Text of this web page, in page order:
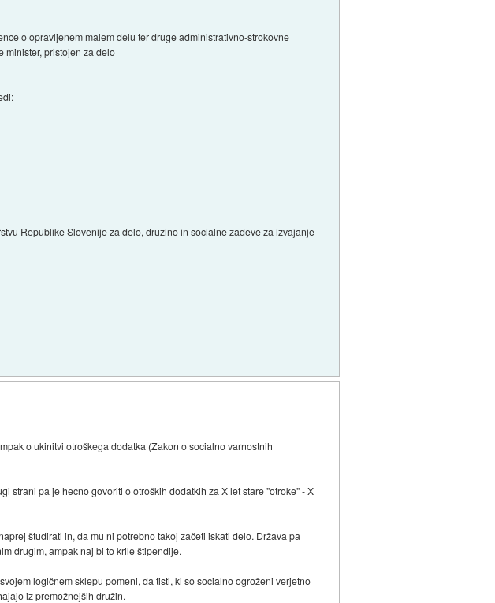
o opravljenem malem delu ter druge administrativno-strokovne
minister, pristojen za delo
Republike Slovenije za delo, družino in socialne zadeve za izvajanje
o ukinitvi otroškega dodatka (Zakon o socialno varnostnih
strani pa je hecno govoriti o otroških dodatkih za X let stare "otroke" - X
študirati in, da mu ni potrebno takoj začeti iskati delo. Država pa
drugim, ampak naj bi to krile štipendije.
logičnem sklepu pomeni, da tisti, ki so socialno ogroženi verjetno
iz premožnejših družin.